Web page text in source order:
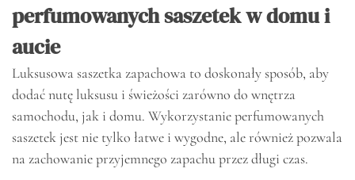
perfumowanych saszetek w domu i
aucie
Luksusowa saszetka zapachowa to doskonały sposób, aby
dodać nutę luksusu i świeżości zarówno do wnętrza
samochodu, jak i domu. Wykorzystanie perfumowanych
saszetek jest nie tylko łatwe i wygodne, ale również pozwala
na zachowanie przyjemnego zapachu przez długi czas.